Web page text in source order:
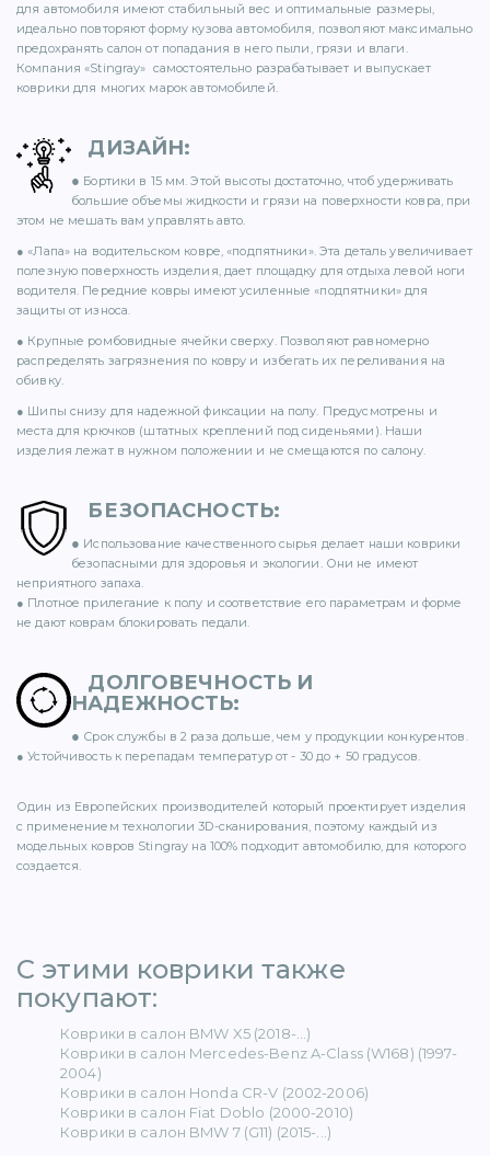
BENZ (65)
для автомобиля имеют стабильный вес и оптимальные размеры,
идеально повторяют форму кузова автомобиля, позволяют максимально
предохранять салон от попадания в него пыли, грязи и влаги.
Компания «Stingray» самостоятельно разрабатывает и выпускает
коврики для многих марок автомобилей.
ДИЗАЙН:
● Бортики в 15 мм. Этой высоты достаточно, чтоб удерживать
большие объемы жидкости и грязи на поверхности ковра, при
этом не мешать вам управлять авто.
● «Лапа» на водительском ковре, «подпятники». Эта деталь увеличивает
полезную поверхность изделия, дает площадку для отдыха левой ноги
водителя. Передние ковры имеют усиленные «подпятники» для
защиты от износа.
● Крупные ромбовидные ячейки сверху. Позволяют равномерно
распределять загрязнения по ковру и избегать их переливания на
обивку.
● Шипы снизу для надежной фиксации на полу. Предусмотрены и
места для крючков (штатных креплений под сиденьями). Наши
изделия лежат в нужном положении и не смещаются по салону.
БЕЗОПАСНОСТЬ:
● Использование качественного сырья делает наши коврики
безопасными для здоровья и экологии. Они не имеют
неприятного запаха.
● Плотное прилегание к полу и соответствие его параметрам и форме
не дают коврам блокировать педали.
ДОЛГОВЕЧНОСТЬ И
НАДЕЖНОСТЬ:
● Срок службы в 2 раза дольше, чем у продукции конкурентов.
● Устойчивость к перепадам температур от - 30 до + 50 градусов.
Один из Европейских производителей который проектирует изделия
с применением технологии 3D-сканирования, поэтому каждый из
модельных ковров Stingray на 100% подходит автомобилю, для которого
создается.
С этими коврики также
покупают: ​
Коврики в салон BMW X5 (2018-...)
Коврики в салон Mercedes-Benz A-Class (W168) (1997-
2004)
Коврики в салон Honda CR-V (2002-2006)
Коврики в салон Fiat Doblo (2000-2010)
Коврики в салон BMW 7 (G11) (2015-...)